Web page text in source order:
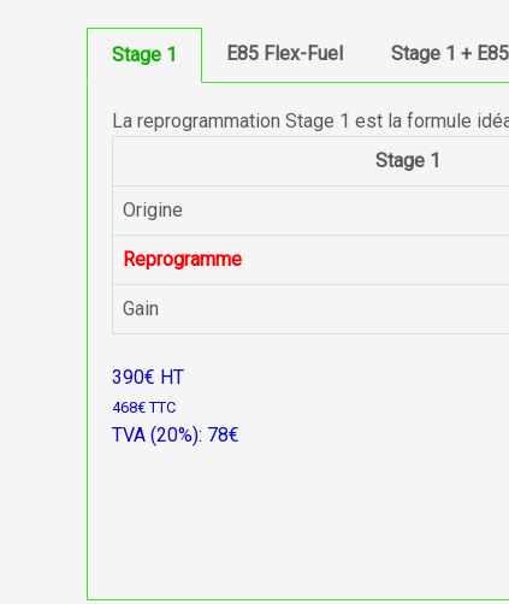
Stage 1 E85 Flex-Fuel Stage 1 +
La reprogrammation Stage 1 est la formule
Stage 1
Origine
Reprogramme
Gain
390€ HT
468€ TTC
TVA (20%): 78€